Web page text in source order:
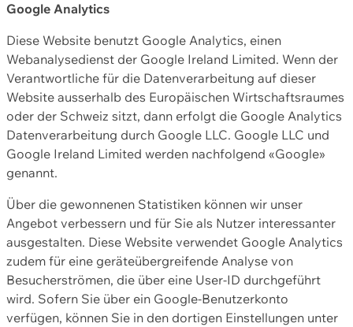
Google Analytics
Diese Website benutzt Google Analytics, einen
Webanalysedienst der Google Ireland Limited. Wenn der
Verantwortliche für die Datenverarbeitung auf dieser
Website ausserhalb des Europäischen Wirtschaftsraumes
oder der Schweiz sitzt, dann erfolgt die Google Analytics
Datenverarbeitung durch Google LLC. Google LLC und
Google Ireland Limited werden nachfolgend «Google»
genannt.
Über die gewonnenen Statistiken können wir unser
Angebot verbessern und für Sie als Nutzer interessanter
ausgestalten. Diese Website verwendet Google Analytics
zudem für eine geräteübergreifende Analyse von
Besucherströmen, die über eine User-ID durchgeführt
wird. Sofern Sie über ein Google-Benutzerkonto
verfügen, können Sie in den dortigen Einstellungen unter